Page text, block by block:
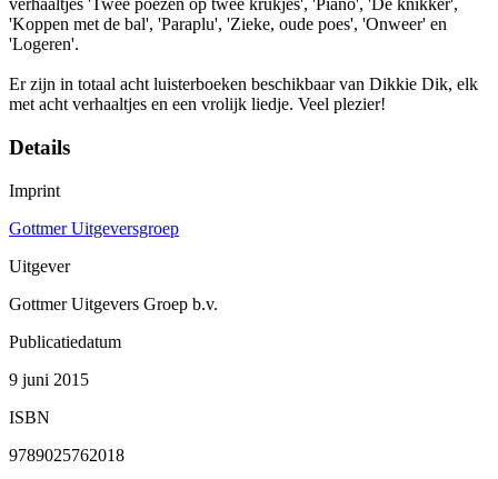
verhaaltjes 'Twee poezen op twee krukjes', 'Piano', 'De knikker',
'Koppen met de bal', 'Paraplu', 'Zieke, oude poes', 'Onweer' en
'Logeren'.
Er zijn in totaal acht luisterboeken beschikbaar van Dikkie Dik, elk
met acht verhaaltjes en een vrolijk liedje. Veel plezier!
Details
Imprint
Gottmer Uitgeversgroep
Uitgever
Gottmer Uitgevers Groep b.v.
Publicatiedatum
9 juni 2015
ISBN
9789025762018